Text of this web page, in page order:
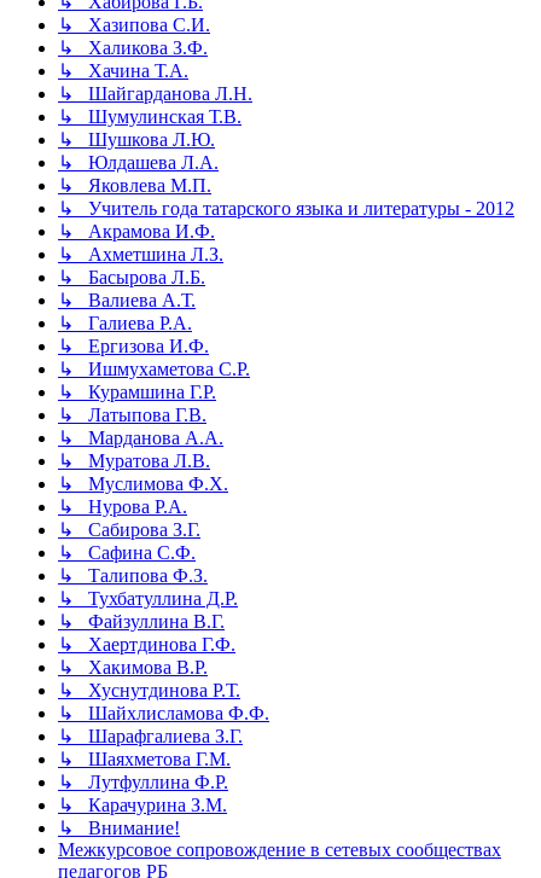
↳ Хазипова С.И.
↳ Халикова З.Ф.
↳ Хачина Т.А.
↳ Шайгарданова Л.Н.
↳ Шумулинская Т.В.
↳ Шушкова Л.Ю.
↳ Юлдашева Л.А.
↳ Яковлева М.П.
↳ Учитель года татарского языка и литературы - 2012
↳ Акрамова И.Ф.
↳ Ахметшина Л.З.
↳ Басырова Л.Б.
↳ Валиева А.Т.
↳ Галиева Р.А.
↳ Ергизова И.Ф.
↳ Ишмухаметова С.Р.
↳ Курамшина Г.Р.
↳ Латыпова Г.В.
↳ Марданова А.А.
↳ Муратова Л.В.
↳ Муслимова Ф.Х.
↳ Нурова Р.А.
↳ Сабирова З.Г.
↳ Сафина С.Ф.
↳ Талипова Ф.З.
↳ Тухбатуллина Д.Р.
↳ Файзуллина В.Г.
↳ Хаертдинова Г.Ф.
↳ Хакимова В.Р.
↳ Хуснутдинова Р.Т.
↳ Шайхлисламова Ф.Ф.
↳ Шарафгалиева З.Г.
↳ Шаяхметова Г.М.
↳ Лутфуллина Ф.Р.
↳ Карачурина З.М.
↳ Внимание!
Межкурсовое сопровождение в сетевых сообществах
педагогов РБ